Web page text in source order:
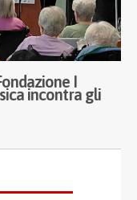
I
incontra gli